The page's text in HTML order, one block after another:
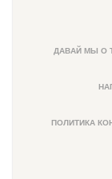
ДАВАЙ МЫ О
ПОЛИТИКА